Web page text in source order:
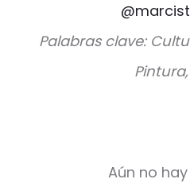
Palabras clave:
Aún no